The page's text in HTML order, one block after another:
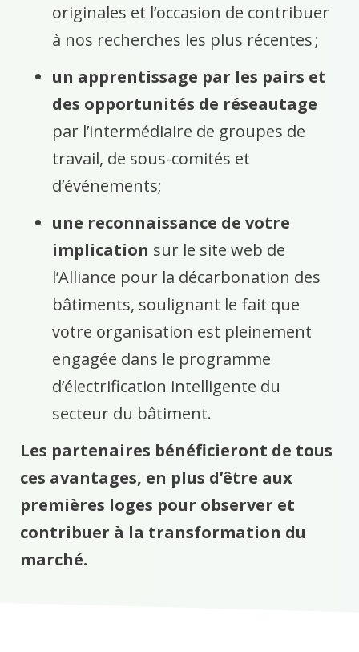
originales et l’occasion de contribuer
à nos recherches les plus récentes ;
un apprentissage par les pairs et
des opportunités de réseautage
par l’intermédiaire de groupes de
travail, de sous-comités et
d’événements;
une reconnaissance de votre
implication sur le site web de
l’Alliance pour la décarbonation des
bâtiments, soulignant le fait que
votre organisation est pleinement
engagée dans le programme
d’électrification intelligente du
secteur du bâtiment.
Les partenaires bénéficieront de tous
ces avantages, en plus d’être aux
premières loges pour observer et
contribuer à la transformation du
marché.